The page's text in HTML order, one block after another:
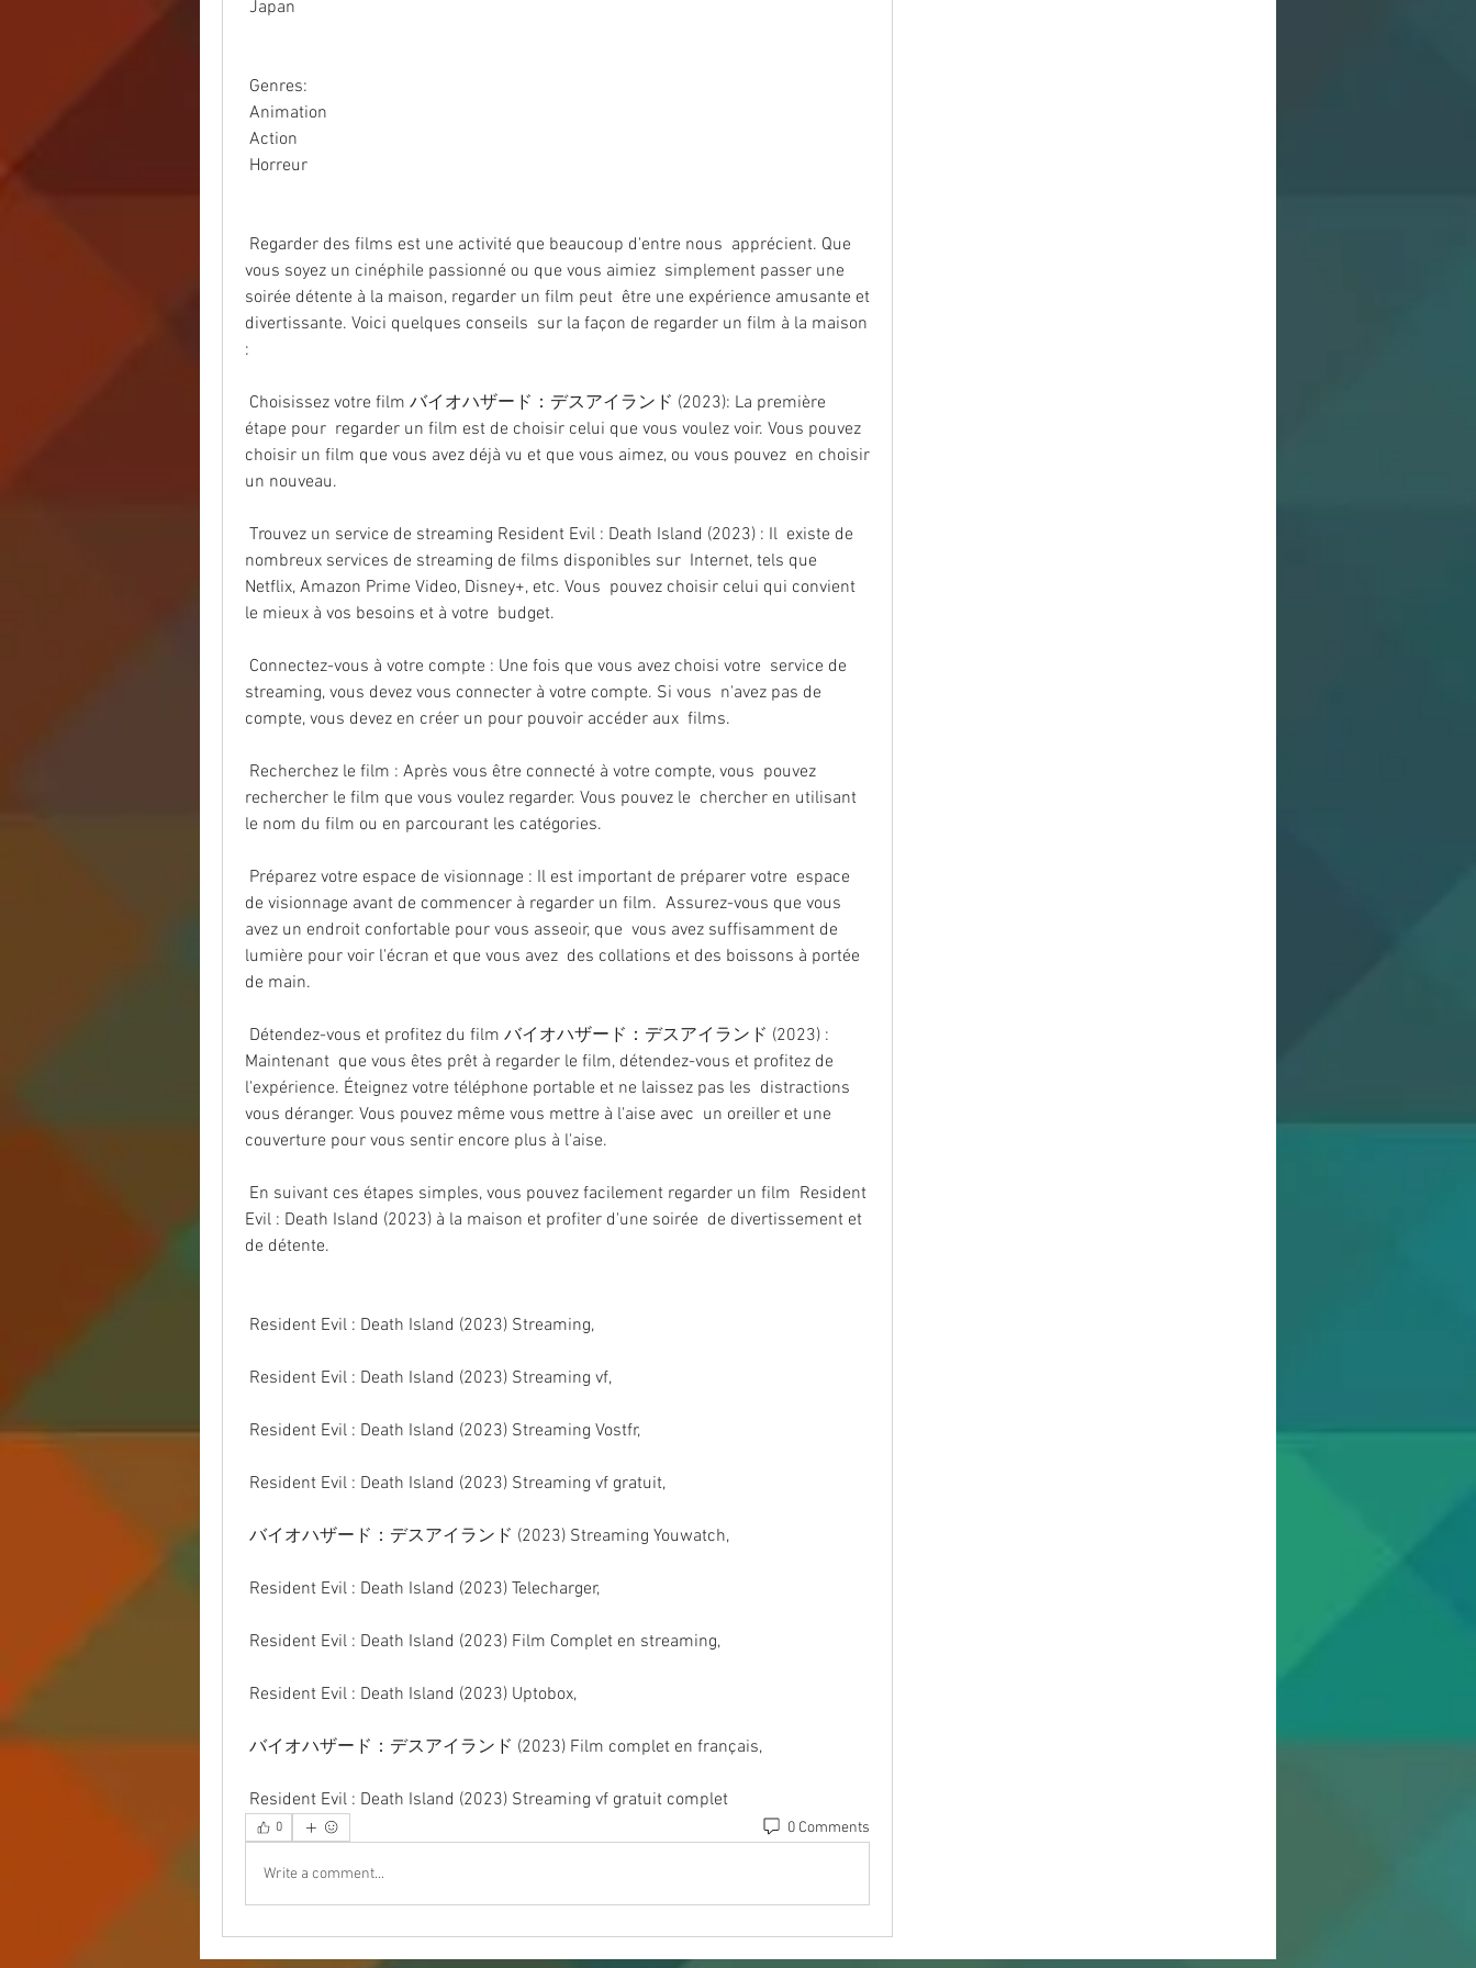
Japan
Genres:
Animation
Action
Horreur
vous soyez un cinéphile passionné ou que vous aimiez  simplement passer une
soirée détente à la maison, regarder un film peut  être une expérience amusante et
divertissante. Voici quelques conseils  sur la façon de regarder un film à la maison
:
étape pour  regarder un film est de choisir celui que vous voulez voir. Vous pouvez
choisir un film que vous avez déjà vu et que vous aimez, ou vous pouvez  en choisir
un nouveau.
nombreux services de streaming de films disponibles sur  Internet, tels que
Netflix, Amazon Prime Video, Disney+, etc. Vous  pouvez choisir celui qui convient
le mieux à vos besoins et à votre  budget.
streaming, vous devez vous connecter à votre compte. Si vous  n'avez pas de
compte, vous devez en créer un pour pouvoir accéder aux  films.
rechercher le film que vous voulez regarder. Vous pouvez le  chercher en utilisant
le nom du film ou en parcourant les catégories.
de visionnage avant de commencer à regarder un film.  Assurez-vous que vous
avez un endroit confortable pour vous asseoir, que  vous avez suffisamment de
lumière pour voir l'écran et que vous avez  des collations et des boissons à portée
de main.
Maintenant  que vous êtes prêt à regarder le film, détendez-vous et profitez de
l'expérience. Éteignez votre téléphone portable et ne laissez pas les  distractions
vous déranger. Vous pouvez même vous mettre à l'aise avec  un oreiller et une
couverture pour vous sentir encore plus à l'aise.
Evil : Death Island (2023) à la maison et profiter d'une soirée  de divertissement et
de détente.
Resident Evil : Death Island (2023) Streaming,
Resident Evil : Death Island (2023) Streaming vf,
Resident Evil : Death Island (2023) Streaming Vostfr,
Resident Evil : Death Island (2023) Streaming vf gratuit,
バイオハザード：デスアイランド (2023) Streaming Youwatch,
Resident Evil : Death Island (2023) Telecharger,
Resident Evil : Death Island (2023) Film Complet en streaming,
Resident Evil : Death Island (2023) Uptobox,
バイオハザード：デスアイランド (2023) Film complet en français,
Resident Evil : Death Island (2023) Streaming vf gratuit complet
0 0 Comments
Write a comment...